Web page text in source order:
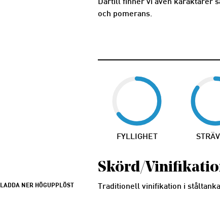
Därtill finner vi även karaktärer
och pomerans.
FYLLIGHET
Skörd/
Traditionell vinifikation i
LADDA NER HÖGUPPLÖST